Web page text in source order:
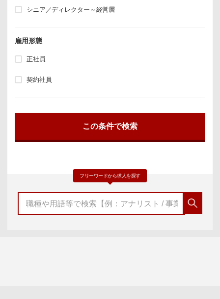
シニア／ディレクター～経営層
雇用形態
正社員
契約社員
フリーワードから求人を探す